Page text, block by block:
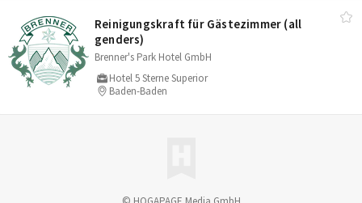
Reinigungskraft für Gästezimmer (all
genders)
Brenner's Park Hotel GmbH
Hotel 5 Sterne Superior
Baden-Baden